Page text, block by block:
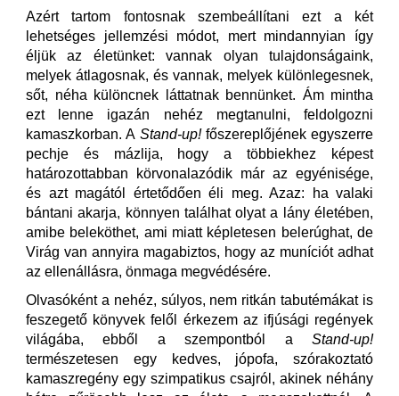
Azért tartom fontosnak szembeállítani ezt a két
lehetséges jellemzési módot, mert mindannyian így
éljük az életünket: vannak olyan tulajdonságaink,
melyek átlagosnak, és vannak, melyek különlegesnek,
sőt, néha különcnek láttatnak bennünket. Ám mintha
ezt lenne igazán nehéz megtanulni, feldolgozni
kamaszkorban. A Stand-up!főszereplőjének egyszerre
pechje és mázlija, hogy a többiekhez képest
határozottabban körvonalazódik már az egyénisége,
és azt magától értetődően éli meg. Azaz: ha valaki
bántani akarja, könnyen találhat olyat a lány életében,
amibe beleköthet, ami miatt képletesen belerúghat, de
Virág van annyira magabiztos, hogy az muníciót adhat
az ellenállásra, önmaga megvédésére.
Olvasóként a nehéz, súlyos, nem ritkán tabutémákat is
feszegető könyvek felől érkezem az ifjúsági regények
világába, ebből a szempontból a Stand-up!
természetesen egy kedves, jópofa, szórakoztató
kamaszregény egy szimpatikus csajról, akinek néhány